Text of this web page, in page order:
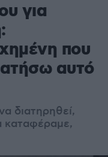
για
που
αυτό
διατηρηθεί,
καταφέραμε,